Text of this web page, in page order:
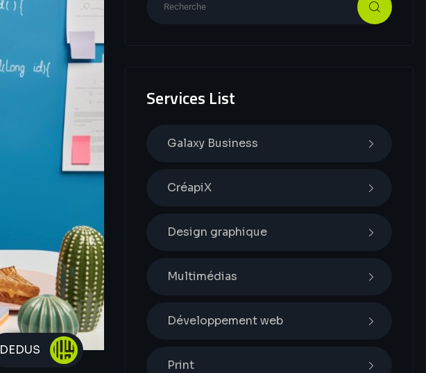
DEDUS
Services List
Galaxy Business
CréapiX
Design graphique
Multimédias
Développement web
Print